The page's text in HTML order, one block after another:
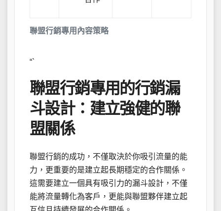
聯盟行銷專用內容策略
“`
聯盟行銷專用的行銷漏
斗設計：建立強健的聯
盟關係
聯盟行銷的成功，不僅取決於你吸引流量的能
力，更重要的是建立起長期穩定的合作關係。
這需要建立一個具有吸引力的漏斗設計，不僅
能將流量轉化為客戶，更能與聯盟夥伴建立起